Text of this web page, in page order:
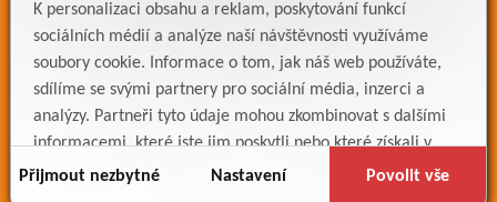
K personalizaci obsahu a reklam, poskytování funkcí
sociálních médií a analýze naší návštěvnosti využíváme
soubory cookie. Informace o tom, jak náš web používáte,
sdílíme se svými partnery pro sociální média, inzerci a
analýzy. Partneři tyto údaje mohou zkombinovat s dalšími
informacemi, které jste jim poskytli nebo které získali v
důsledku toho, že používáte jejich služby.
Přijmout nezbytné Nastavení Povolit vše
ODKAZY
Bakaláři
Jídelníček
Meteostanice
Fotogalerie
Kontakty